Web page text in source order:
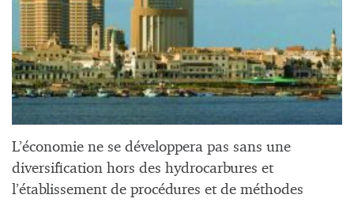
L’économie ne se développera pas sans une
diversification hors des hydrocarbures et
l’établissement de procédures et de méthodes